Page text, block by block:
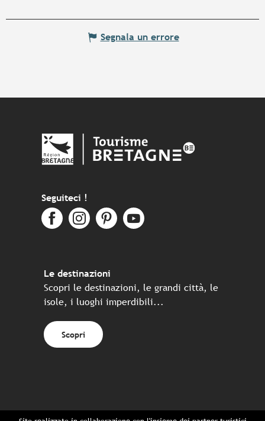
Segnala un errore
Seguiteci !
Le destinazioni
Scopri le destinazioni, le grandi città, le
isole, i luoghi imperdibili...
Scopri